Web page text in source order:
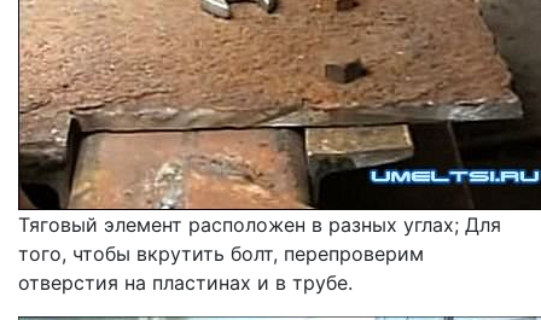
Тяговый элемент расположен в разных углах; Для
того, чтобы вкрутить болт, перепроверим
отверстия на пластинах и в трубе.